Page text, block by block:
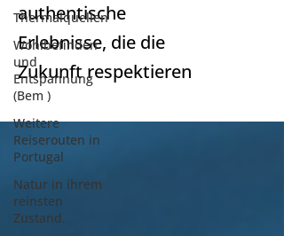
Thermalquellen
Wohlbefinden
und
Entspannung
(Bem )
Weitere
Reiserouten in
Portugal
Natur in ihrem
reinsten
Zustand.
authentische
Erlebnisse, die die
Zukunft respektieren